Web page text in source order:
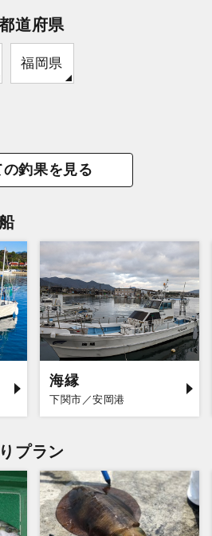
道府県
福岡県
の釣果を見る
海縁
下関市／安岡港
プラン